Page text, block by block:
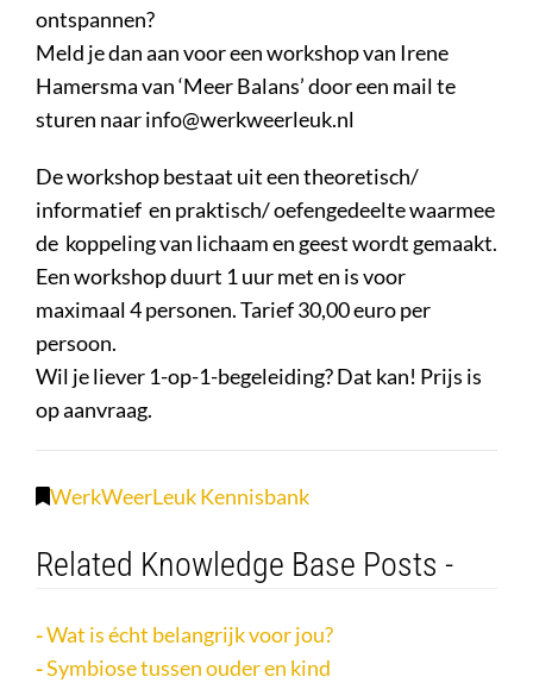
ontspannen?
Meld je dan aan voor een workshop van Irene
Hamersma van ‘Meer Balans’ door een mail te
sturen naar info@werkweerleuk.nl
De workshop bestaat uit een theoretisch/
informatief en praktisch/ oefengedeelte waarmee
de koppeling van lichaam en geest wordt gemaakt.
Een workshop duurt 1 uur met en is voor
maximaal 4 personen. Tarief 30,00 euro per
persoon.
Wil je liever 1-op-1-begeleiding? Dat kan! Prijs is
op aanvraag.
WerkWeerLeuk Kennisbank
Related Knowledge Base Posts -
Wat is écht belangrijk voor jou?
Symbiose tussen ouder en kind